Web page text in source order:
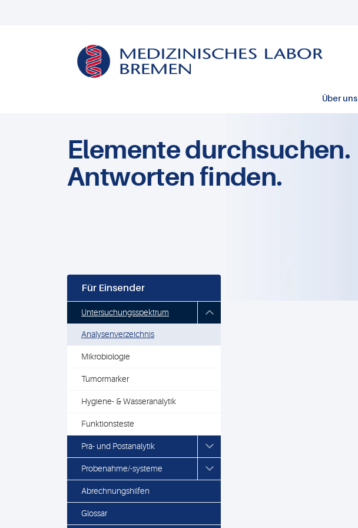
Über uns
Elemente durchsuchen.
Antworten finden.
Für Einsender
Untersuchungsspektrum
Analysenverzeichnis
Mikrobiologie
Tumormarker
Hygiene- & Wasseranalytik
Funktionsteste
Prä- und Postanalytik
Probenahme/-systeme
Abrechnungshilfen
Glossar